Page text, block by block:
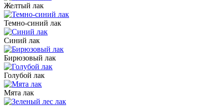
Желтый лак
Темно-синий лак
Синий лак
Бирюзовый лак
Голубой лак
Мята лак